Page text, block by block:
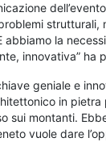
strutturali,
abbiamo la
innovativa” ha
geniale e
in pietra
sui montanti.
vuole dare